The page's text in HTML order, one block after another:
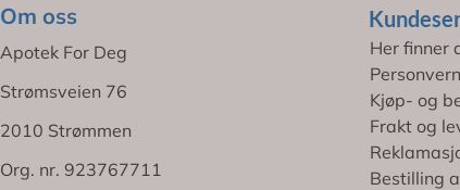
Om oss
Apotek For Deg
Strømsveien 76
2010 Strømmen
Org. nr. 923767711
Her finner
Personvern
Kjøp- og
Frakt og
Bestilling